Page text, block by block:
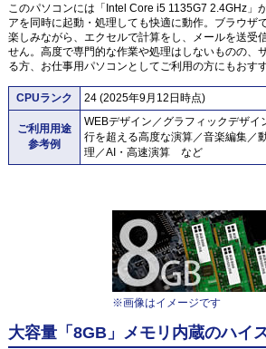
このパソコンには「Intel Core i5 1135G7 2.4GHz」
アを同時に起動・処理しても快適に動作。ブラウザ
楽しみながら、エクセルで計算をし、メールを送受
せん。高度で専門的な作業や処理はしないものの、
る方、お仕事用パソコンとしてご利用の方にもおす
CPUランク 24 (2025年9月12日時点)
ご利用用途
参考例
WEBデザイン／グラフィックデザ
行を超える高度な演算／音楽編集／
理／AI・高速演算 など
※画像はイメージです
大容量「8GB」メモリ内蔵のハイ